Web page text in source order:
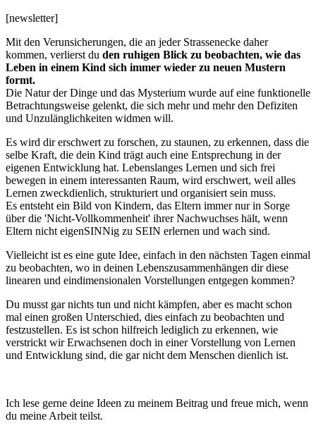
[newsletter]
Mit den Verunsicherungen, die an jeder Strassenecke daher
kommen, verlierst du den ruhigen Blick zu beobachten, wie das
Leben in einem Kind sich immer wieder zu neuen Mustern
formt.
Die Natur der Dinge und das Mysterium wurde auf eine funktionelle
Betrachtungsweise gelenkt, die sich mehr und mehr den Defiziten
und Unzulänglichkeiten widmen will.
Es wird dir erschwert zu forschen, zu staunen, zu erkennen, dass die
selbe Kraft, die dein Kind trägt auch eine Entsprechung in der
eigenen Entwicklung hat. Lebenslanges Lernen und sich frei
bewegen in einem interessanten Raum, wird erschwert, weil alles
Lernen zweckdienlich, strukturiert und organisiert sein muss.
Es entsteht ein Bild von Kindern, das Eltern immer nur in Sorge
über die 'Nicht-Vollkommenheit' ihrer Nachwuchses hält, wenn
Eltern nicht eigenSINNig zu SEIN erlernen und wach sind.
Vielleicht ist es eine gute Idee, einfach in den nächsten Tagen einmal
zu beobachten, wo in deinen Lebenszusammenhängen dir diese
linearen und eindimensionalen Vorstellungen entgegen kommen?
Du musst gar nichts tun und nicht kämpfen, aber es macht schon
mal einen großen Unterschied, dies einfach zu beobachten und
festzustellen. Es ist schon hilfreich lediglich zu erkennen, wie
verstrickt wir Erwachsenen doch in einer Vorstellung von Lernen
und Entwicklung sind, die gar nicht dem Menschen dienlich ist.
Ich lese gerne deine Ideen zu meinem Beitrag und freue mich, wenn
du meine Arbeit teilst.